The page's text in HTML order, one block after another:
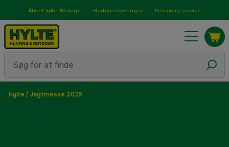
Åbent køb i 30 dage Hurtige leveringer Personlig service
Hylte /Jagtmesse 2025